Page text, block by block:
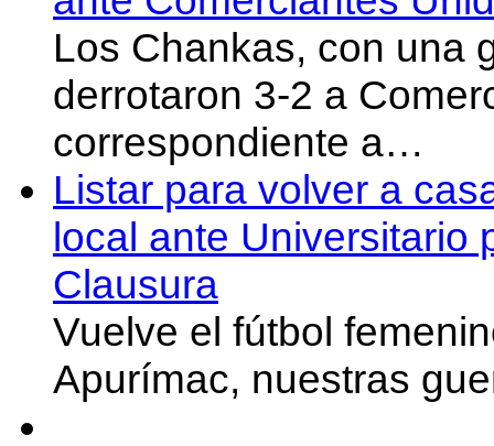
Los Chankas, con una
derrotaron 3-2 a
correspondiente a…
Listar para volver a
local ante Universitario
Clausura
Vuelve el fútbol
Apurímac, nuestras